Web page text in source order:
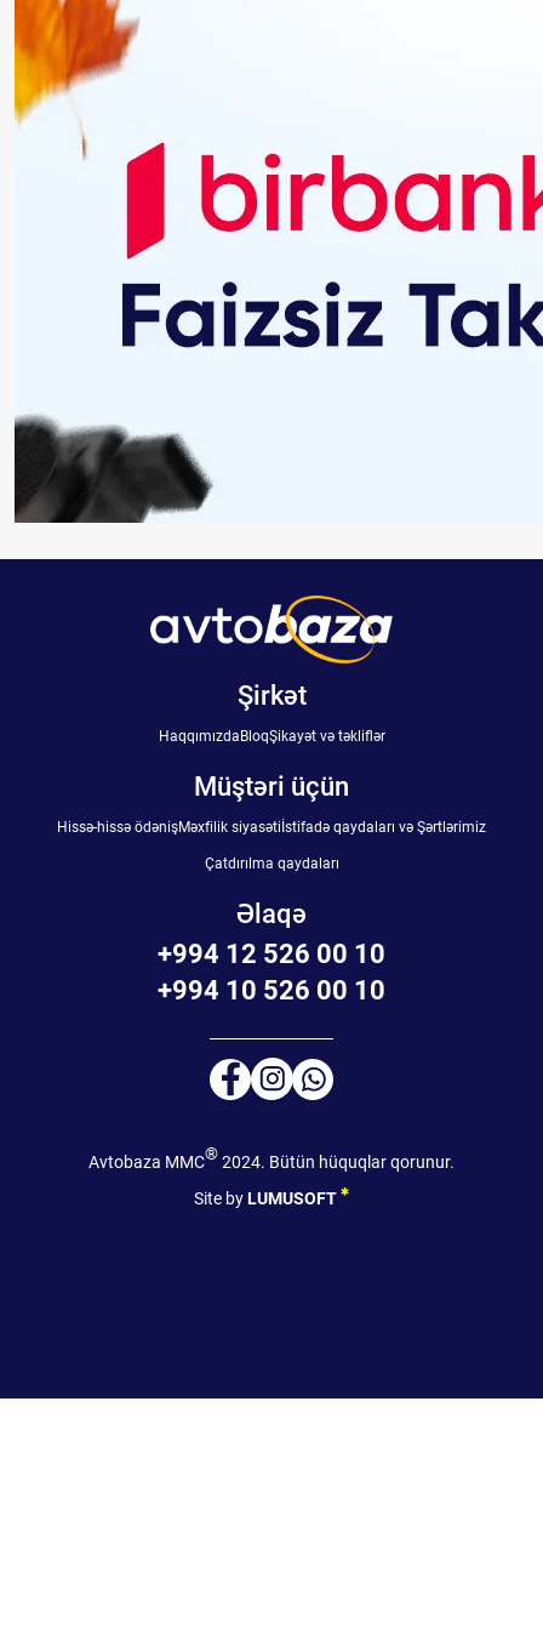
Şirkət
HaqqımızdaBloqŞikayət və təkliflər
Müştəri üçün
Hissə-hissə ödənişMəxfilik siyasətiİstifadə qaydaları və Şərtlərimiz
Çatdırılma qaydaları
Əlaqə
+994 12 526 00 10
+994 10 526 00 10
Avtobaza MMC®2024. Bütün hüquqlar qorunur.
Site byLUMUSOFT